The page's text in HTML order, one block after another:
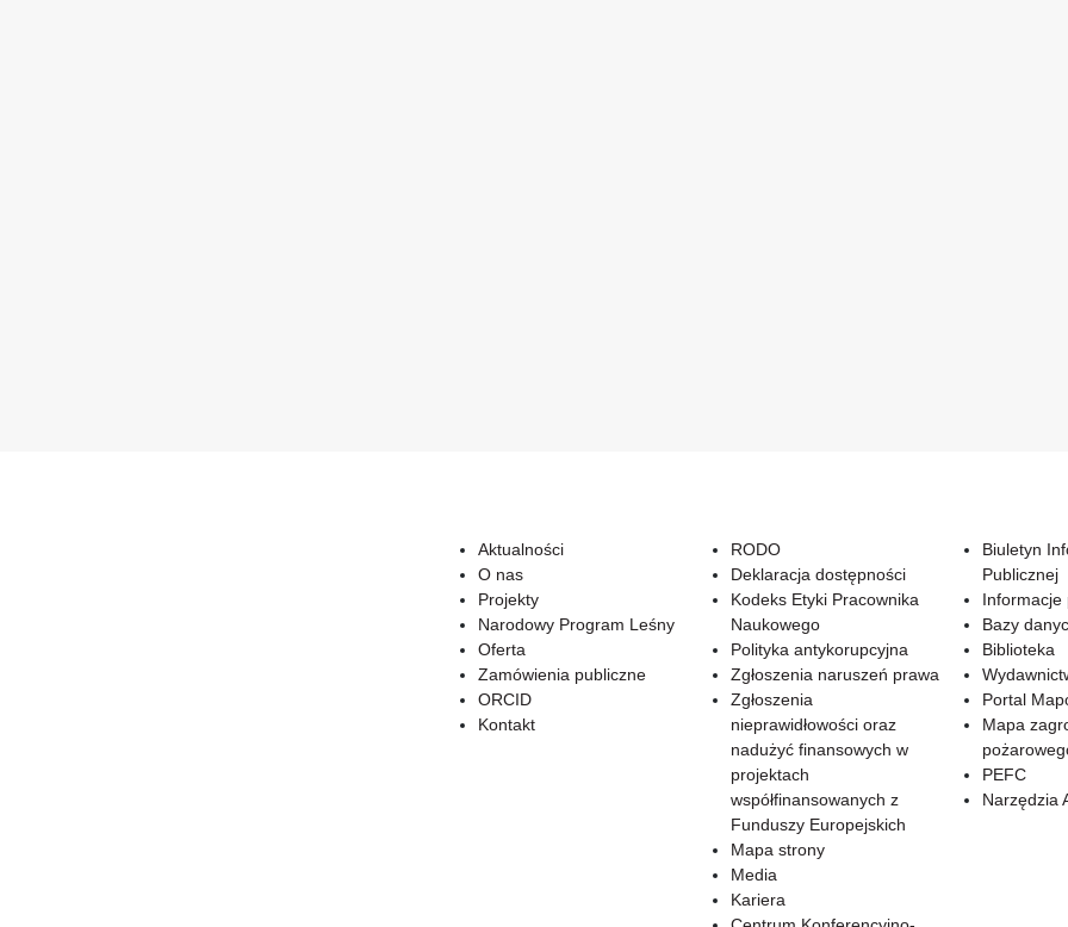
Aktualności
O nas
Projekty
Narodowy Program Leśny
Oferta
Zamówienia publiczne
ORCID
Kontakt
RODO
Deklaracja dostępności
Kodeks Etyki Pracownika
Naukowego
Polityka antykorupcyjna
Zgłoszenia naruszeń prawa
Zgłoszenia
nieprawidłowości oraz
nadużyć finansowych w
projektach
współfinansowanych z
Funduszy Europejskich
Mapa strony
Media
Kariera
Biuletyn
Publicznej
Informacje
Bazy
Biblioteka
Portal
Mapa
PEFC
Narzędzia